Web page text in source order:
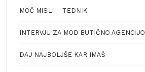
MOČ MISLI – TEDNIK
INTERVJU ZA MOD BUTIČNO AGENCIJO
DAJ NAJBOLJŠE KAR IMAŠ